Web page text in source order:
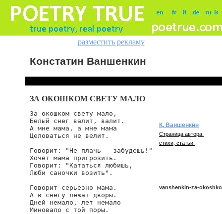
разместить рекламу
Констатин Ваншенкин
ЗА ОКОШКОМ СВЕТУ МАЛО
За окошком свету мало,
Белый снег валит, валит.
А мне мама, а мне мама
Целоваться не велит.
Говорит: "Не плачь - забудешь!"
Хочет мама пригрозить.
Говорит: "Кататься любишь,
Люби саночки возить".
Говорит серьезно мама.
А в снегу лежат дворы.
Дней немало, лет немало
Миновало с той поры.
К. Ваншенкин
Страница автора:
стихи, статьи.
vanshenkin-za-